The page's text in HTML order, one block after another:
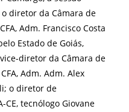
diretor da Câmara de
Adm. Francisco Costa
Estado de Goiás,
diretor da Câmara de
Adm. Adm. Alex
o diretor de
CE, tecnólogo Giovane